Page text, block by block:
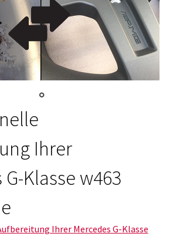
Ihrer
Klasse w463
Ihrer Mercedes G-Klasse